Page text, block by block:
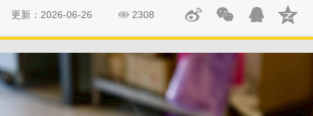
更新：2026-06-26 2308